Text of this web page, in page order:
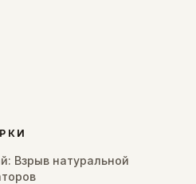
Взрыв натуральной